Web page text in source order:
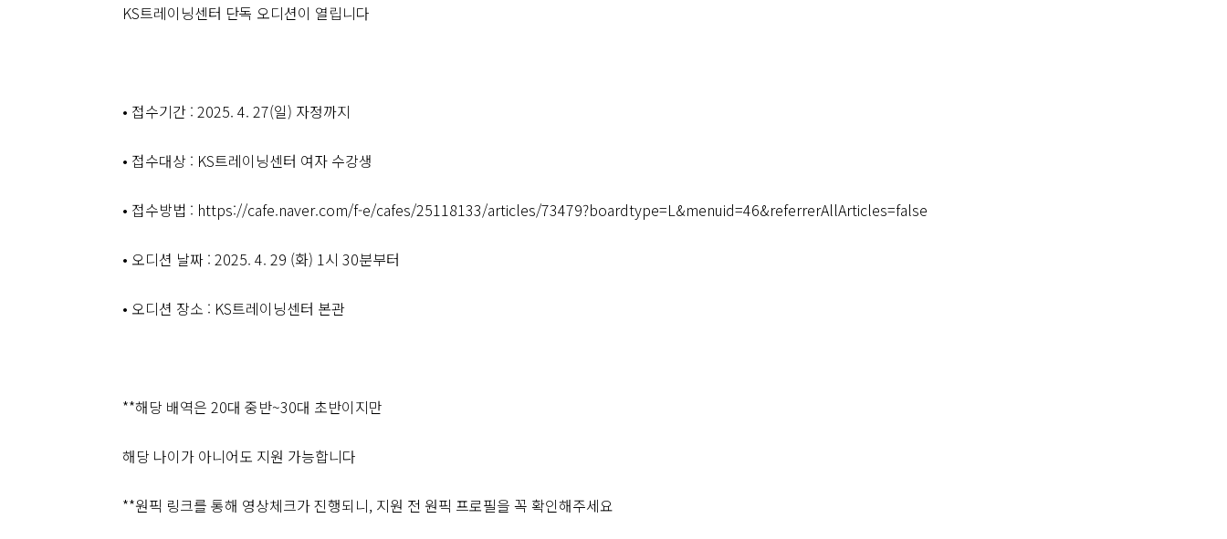
KS트레이닝센터 단독 오디션이 열립니다
• 접수기간 : 2025. 4. 27(일) 자정까지
• 접수대상 : KS트레이닝센터 여자 수강생
• 접수방법 : https://cafe.naver.com/f-e/cafes/25118133/articles/73479?boardtype=L&menuid=46&referrerAllArticles=false
• 오디션 날짜 : 2025. 4. 29 (화) 1시 30분부터
• 오디션 장소 : KS트레이닝센터 본관
**해당 배역은 20대 중반~30대 초반이지만
해당 나이가 아니어도 지원 가능합니다
**원픽 링크를 통해 영상체크가 진행되니, 지원 전 원픽 프로필을 꼭 확인해주세요